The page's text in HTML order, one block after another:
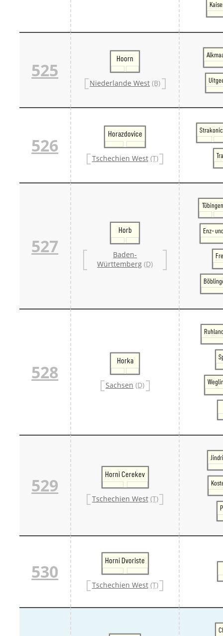
525
Hoorn
Niederlande West (B)
526
Horazdovice
Tschechien West (T)
527
Horb
Baden-
Württemberg (D)
Enz-
528
Horka
Sachsen (D)
529
Horni Cerekev
Tschechien West (T)
530
Horni Dvoriste
Tschechien West (T)